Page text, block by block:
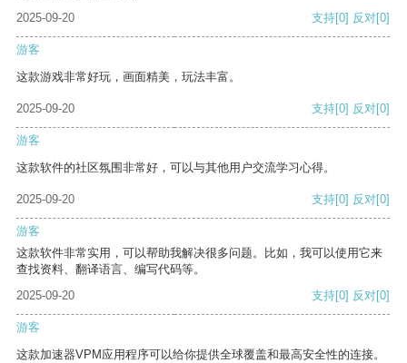
2025-09-20
支持[0] 反对[0]
游客
这款游戏非常好玩，画面精美，玩法丰富。
2025-09-20 支持[0] 反对[0]
游客
这款软件的社区氛围非常好，可以与其他用户交流学习心得。
2025-09-20 支持[0] 反对[0]
游客
这款软件非常实用，可以帮助我解决很多问题。比如，我可以使用它来
查找资料、翻译语言、编写代码等。
2025-09-20
支持[0] 反对[0]
游客
这款加速器VPM应用程序可以给你提供全球覆盖和最高安全性的连接。